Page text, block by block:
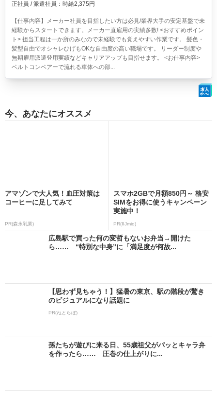
正社員 / 派遣社員：時給2,375円
【仕事内容】メーカー社員を目指したい方は必見/業界大手の安定基盤で未
経験からスタートできます。メーカー直雇用の実績多数! <おすすめポイン
ト> 担当工程は一か所のみなので未経験でも覚えやすい作業です。 髪色・
髪型自由でオシャレひげもOKな自由度の高い職場です。 リーダー制度や
無期雇用派遣登用実績などキャリアアップも目指せます。 <お仕事内容>
ベルトコンベアーで流れる車体への部...
今、あなたにオススメ
アマゾンで大人気！血圧対策は
コーヒーに足してみて
PR(森永乳業)
スマホ2GBで月額850円～ 格安
SIMをお得に使うキャンペーン
実施中！
PR(IIJmio)
広島駅で買った何の変哲もないお弁当→開けた
ら…… “特別な中身”に「満足度が何故...
【思わず見ちゃう！】猛暑の東京、駅の階段が驚き
のビジュアルになり話題に
PR(ねとらぼ)
孫たちが遊びに来る日、55歳祖父がパッとキャラ弁
を作ったら…… 圧巻の仕上がりに...